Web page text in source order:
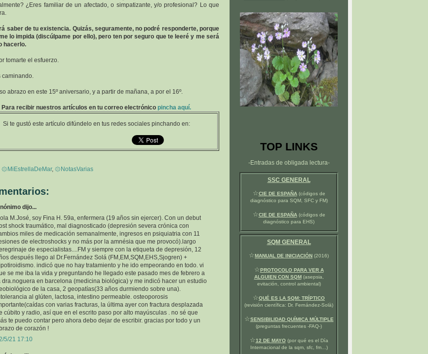
¿Eres familiar de un afectado, o simpatizante, y/o profesional? Lo que
saber de tu existencia. Quizás, seguramente, no podré responderte, porque
lo impida (discúlpame por ello), pero ten por seguro que te leeré y me será
hacerlo.
tomarte el esfuerzo.
caminando.
abrazo en este 15º aniversario, y a partir de mañana, a por el 16º.
Para recibir nuestros artículos en tu correo electrónico pincha aquí.
Si te gustó este artículo difúndelo en tus redes sociales pinchando en:
۞MiEstrellaDeMar, ۞NotasVarias
dijo...
M.José, soy Fina H. 59a, enfermera (19 años sin ejercer). Con un debut
shock traumático, mal diagnosticado (depresión severa crónica con
miles de medicación semanalmente, ingresos en psiquiatria con 11
de electroshocks y no más por la amnésia que me provocó).largo
de especialistas....FM y siempre con la etiqueta de depresión, 12
después llego al Dr.Fernández Solá (FM,EM,SQM,EHS,Sjogren) +
indicó que no hay tratamiento y he ido empeorando en todo. vi
se me iba la vida y preguntando he llegado este pasado mes de febrero a
dra.noguera en barcelona (medicina biológica) y me indicó hacer un estudio
de la casa, 2 geopatías(33 años durmiendo sobre una).
al glúten, lactosa, intestino permeable. osteoporosis
con varias fracturas, la última ayer con fractura desplazada
cúbito y radio, así que en el escrito paso por alto mayúsculas . no sé que
te puedo contar pero ahora debo dejar de escribir. gracias por todo y un
de corazón !
5/21 17:10
TOP LINKS
-Entradas de obligada lectura-
SSC GENERAL
☆CIE DE ESPAÑA(códigos de
diagnóstico para SQM, SFC y FM)
☆CIE DE ESPAÑA(códigos de
diagnóstico para EHS)
SQM GENERAL
☆MANUAL DE INICIACIÓN (2016)
☆PROTOCOLO PARA VER A
ALGUIEN CON SQM(asepsia,
evitación, control ambiental)
☆QUÉ ES LA SQM: TRÍPTICO
(revisión científica: Dr. Fernández-Solà)
☆SENSIBILIDAD QUÍMICA MÚLTIPLE
(preguntas frecuentes -FAQ-)
☆12 DE MAYO(por qué es el Día
Internacional de la sqm, sfc, fm…)